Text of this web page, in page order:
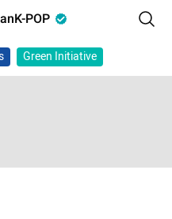
POP
Green Initiative